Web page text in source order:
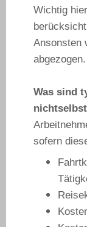
Wichtig
Ansonsten
abgezogen.
Was sind
sofern